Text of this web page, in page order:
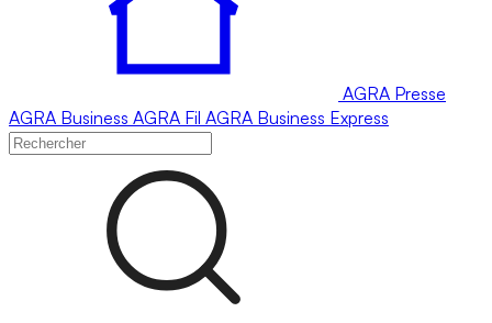
AGRA Presse
AGRA Business AGRA Fil AGRA Business Express